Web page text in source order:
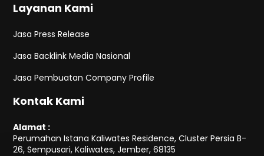
Layanan Kami
Jasa Press Release
Jasa Backlink Media Nasional
Jasa Pembuatan Company Profile
Kontak Kami
Alamat :
Perumahan Istana Kaliwates Residence, Cluster Persia B-
26, Sempusari, Kaliwates, Jember, 68135